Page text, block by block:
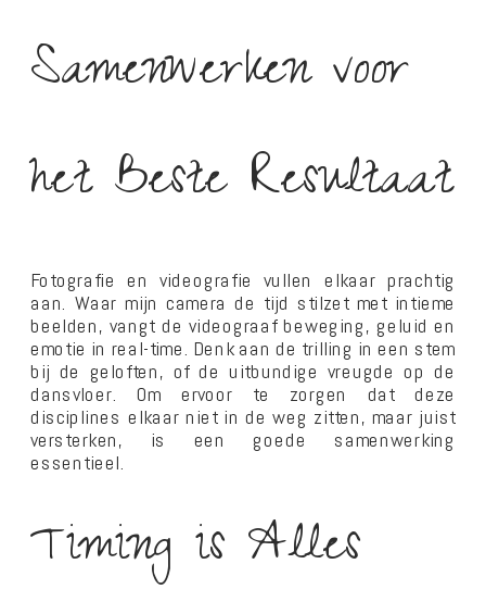
Samenwerken voor
het Beste Resultaat
Fotografie en videografie vullen elkaar prachtig
aan. Waar mijn camera de tijd stilzet met intieme
beelden, vangt de videograaf beweging, geluid en
emotie in real-time. Denk aan de trilling in een stem
bij de geloften, of de uitbundige vreugde op de
dansvloer. Om ervoor te zorgen dat deze
disciplines elkaar niet in de weg zitten, maar juist
versterken, is een goede samenwerking
essentieel.
Timing is Alles